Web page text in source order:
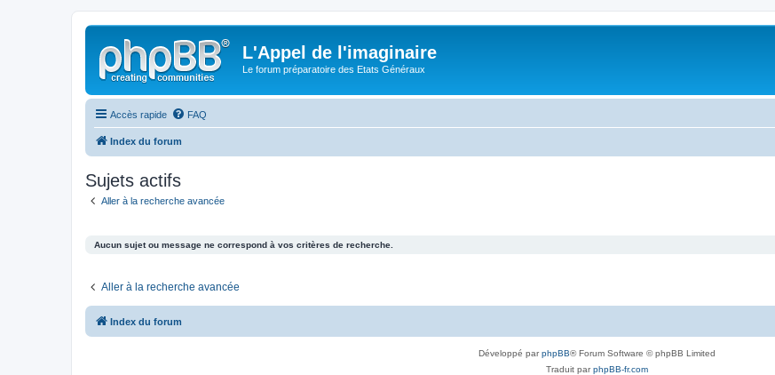
L'Appel de l'imaginaire
Le forum préparatoire des Etats Généraux
Accès rapide FAQ
Index du forum
Sujets actifs
Aller à la recherche avancée
Aucun sujet ou message ne correspond à vos critères de recherche.
Aller à la recherche avancée
Index du forum
Développé parphpBB® Forum Software © phpBB Limited
Traduit parphpBB-fr.com